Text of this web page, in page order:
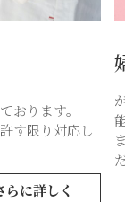
おります。
す限り対応し
らに詳しく